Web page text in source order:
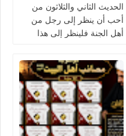
الحديث الثاني والثلاثون من
أحب أن ينظر إلى رجل من
أهل الجنة فلينظر إلى هذا